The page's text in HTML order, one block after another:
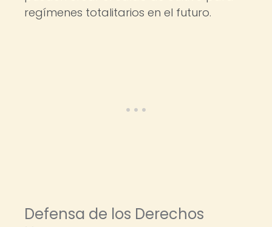
regímenes totalitarios en el futuro.
Defensa de los Derechos